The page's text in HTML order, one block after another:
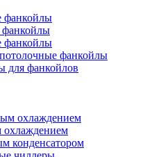
фанкойлы
фанкойлы
фанкойлы
фанкойлы
для фанкойлов
охлаждением
конденсатором